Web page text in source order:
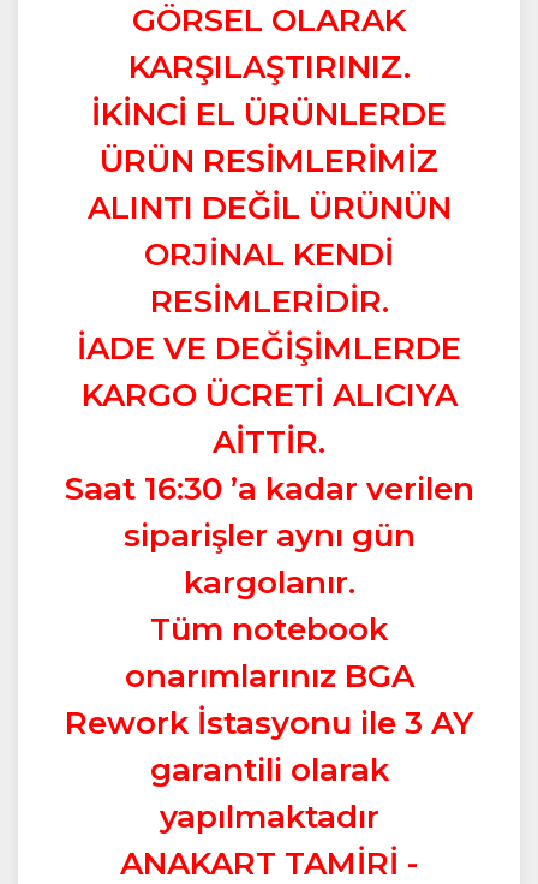
GÖRSEL OLARAK
KARŞILAŞTIRINIZ.
İKİNCİ EL ÜRÜNLERDE
ÜRÜN RESİMLERİMİZ
ALINTI DEĞİL ÜRÜNÜN
ORJİNAL KENDİ
RESİMLERİDİR.
İADE VE DEĞİŞİMLERDE
KARGO ÜCRETİ ALICIYA
AİTTİR.
Saat 16:30 ’a kadar verilen
siparişler aynı gün
kargolanır.
Tüm notebook
onarımlarınız BGA
Rework İstasyonu ile 3 AY
garantili olarak
yapılmaktadır
ANAKART TAMİRİ -